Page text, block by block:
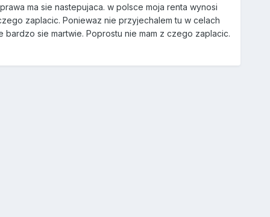
ma sie nastepujaca. w polsce moja renta wynosi
zaplacic. Poniewaz nie przyjechalem tu w celach
sie martwie. Poprostu nie mam z czego zaplacic.